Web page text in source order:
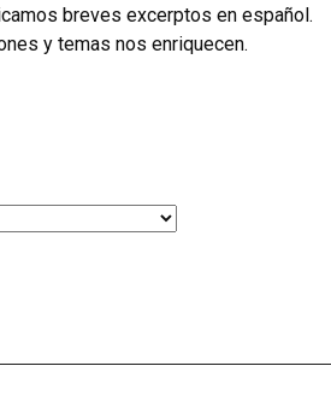
breves excerptos en español.
y temas nos enriquecen.